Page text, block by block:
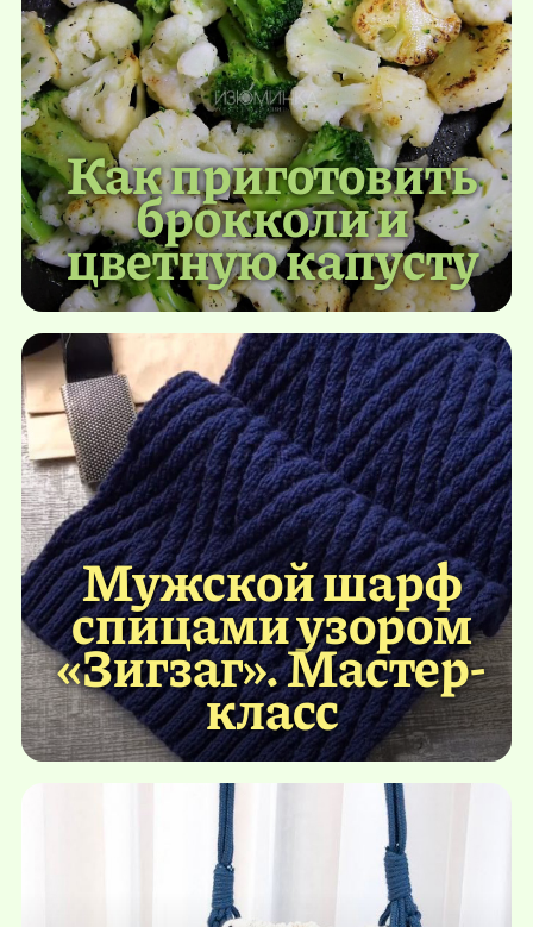
Как приготовить
брокколи и
цветную капусту
Мужской шарф
спицами узором
«Зигзаг». Мастер-
класс